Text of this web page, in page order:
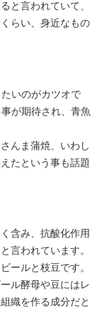
と言われていて、
らい、身近なもの
いのがカツオで
が期待され、青魚
んま蒲焼、いわし
たという事も話題
含み、抗酸化作用
言われています。
ールと枝豆です。
ル酵母や豆にはレ
織を作る成分だと